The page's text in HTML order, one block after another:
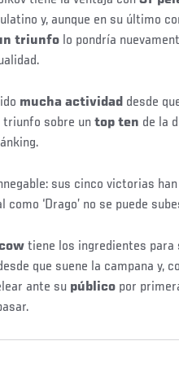
y, aunque en su último
triunfo lo pondría
mucha actividad desde
triunfo sobre un top ten de la
sus cinco victorias
‘Drago’ no se puede
tiene los ingredientes para
que suene la campana y,
ante su público por